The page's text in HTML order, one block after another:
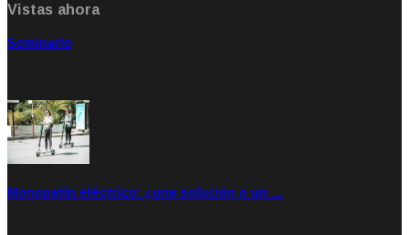
Vistas ahora
Seminario
Monopatín eléctrico: ¿una solución o un …